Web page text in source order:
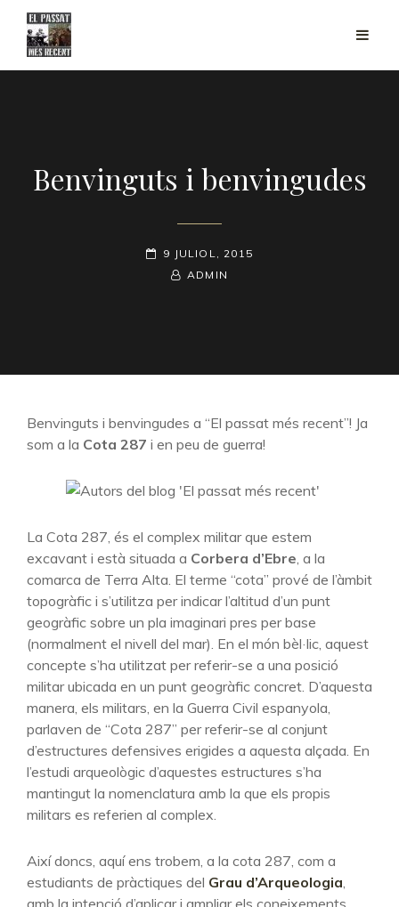
Benvinguts i benvingudes
POSTED-
9 JULIOL, 2015
BY
BYLINE
ADMIN
Benvinguts i benvingudes a “El passat més recent”! Ja
som a la Cota 287 i en peu de guerra!
La Cota 287, és el complex militar que estem
excavant i està situada a Corbera d’Ebre, a la
comarca de Terra Alta. El terme “cota” prové de l’àmbit
topogràfic i s’utilitza per indicar l’altitud d’un punt
geogràfic sobre un pla imaginari pres per base
(normalment el nivell del mar). En el món bèl·lic, aquest
concepte s’ha utilitzat per referir-se a una posició
militar ubicada en un punt geogràfic concret. D’aquesta
manera, els militars, en la Guerra Civil espanyola,
parlaven de “Cota 287” per referir-se al conjunt
d’estructures defensives erigides a aquesta alçada. En
l’estudi arqueològic d’aquestes estructures s’ha
mantingut la nomenclatura amb la que els propis
militars es referien al complex.
Així doncs, aquí ens trobem, a la cota 287, com a
estudiants de pràctiques del Grau d’Arqueologia,
amb la intenció d’aplicar i ampliar els coneixements